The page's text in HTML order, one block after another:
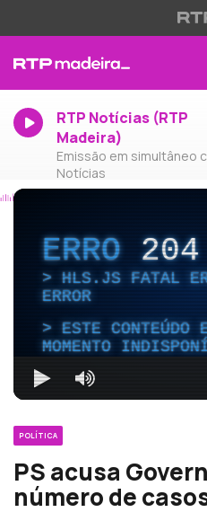
RTP Notícias (RTP
Madeira)
Emissão em simultâneo
Notícias
ERRO204
HLS.JS FATAL
ERROR
ESTE CONTEÚDO
MOMENTO
POLÍTICA
PS acusa
número de